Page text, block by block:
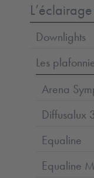
Downlights
Les
Arena
Diffusalux 3
Equaline
Equaline